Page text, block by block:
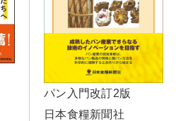
パン入門改訂2版
日本食糧新聞社